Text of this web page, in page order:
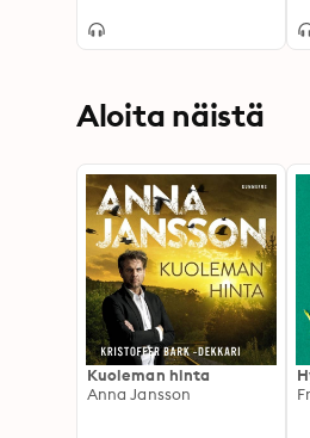
Aloita näistä
Kuoleman hinta
Anna Jansson